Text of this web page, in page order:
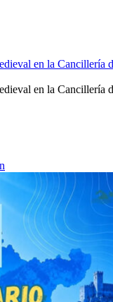
en la Cancillería
en la Cancillería